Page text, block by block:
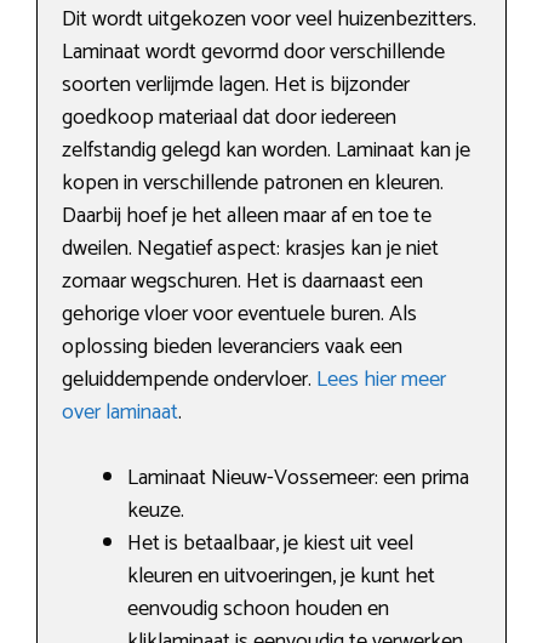
Dit wordt uitgekozen voor veel huizenbezitters.
Laminaat wordt gevormd door verschillende
soorten verlijmde lagen. Het is bijzonder
goedkoop materiaal dat door iedereen
zelfstandig gelegd kan worden. Laminaat kan je
kopen in verschillende patronen en kleuren.
Daarbij hoef je het alleen maar af en toe te
dweilen. Negatief aspect: krasjes kan je niet
zomaar wegschuren. Het is daarnaast een
gehorige vloer voor eventuele buren. Als
oplossing bieden leveranciers vaak een
geluiddempende ondervloer. Lees hier meer
over laminaat.
Laminaat Nieuw-Vossemeer: een prima
keuze.
Het is betaalbaar, je kiest uit veel
kleuren en uitvoeringen, je kunt het
eenvoudig schoon houden en